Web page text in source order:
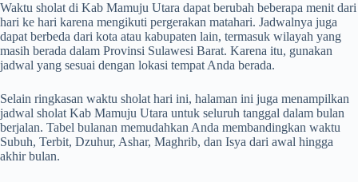
Waktu sholat di Kab Mamuju Utara dapat berubah beberapa menit dari
hari ke hari karena mengikuti pergerakan matahari. Jadwalnya juga
dapat berbeda dari kota atau kabupaten lain, termasuk wilayah yang
masih berada dalam Provinsi Sulawesi Barat. Karena itu, gunakan
jadwal yang sesuai dengan lokasi tempat Anda berada.
Selain ringkasan waktu sholat hari ini, halaman ini juga menampilkan
jadwal sholat Kab Mamuju Utara untuk seluruh tanggal dalam bulan
berjalan. Tabel bulanan memudahkan Anda membandingkan waktu
Subuh, Terbit, Dzuhur, Ashar, Maghrib, dan Isya dari awal hingga
akhir bulan.